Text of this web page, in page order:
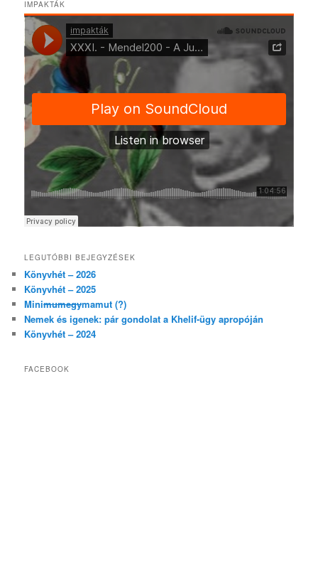
IMPAKTÁK
LEGUTÓBBI BEJEGYZÉSEK
Könyvhét – 2026
Könyvhét – 2025
Minimumegymamut (?)
Nemek és igenek: pár gondolat a Khelif-ügy apropóján
Könyvhét – 2024
FACEBOOK